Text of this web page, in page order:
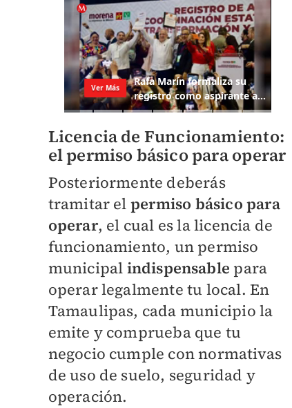
Licencia de Funcionamiento:
el permiso básico para operar
Posteriormente deberás
tramitar el permiso básico para
operar, el cual es la licencia de
funcionamiento, un permiso
municipal indispensable para
operar legalmente tu local. En
Tamaulipas, cada municipio la
emite y comprueba que tu
negocio cumple con normativas
de uso de suelo, seguridad y
operación.